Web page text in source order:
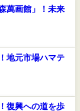
萬画館」！未来
地元市場ハマテ
復興への道を歩